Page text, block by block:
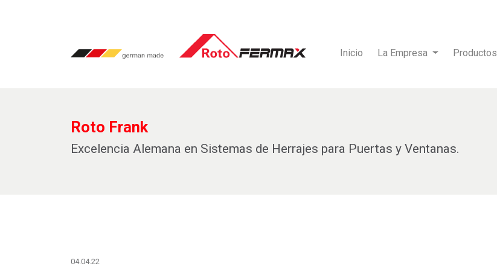
Inicio La Empresa Productos
Roto Frank
Excelencia Alemana en Sistemas de Herrajes para Puertas y Ventanas.
04.04.22